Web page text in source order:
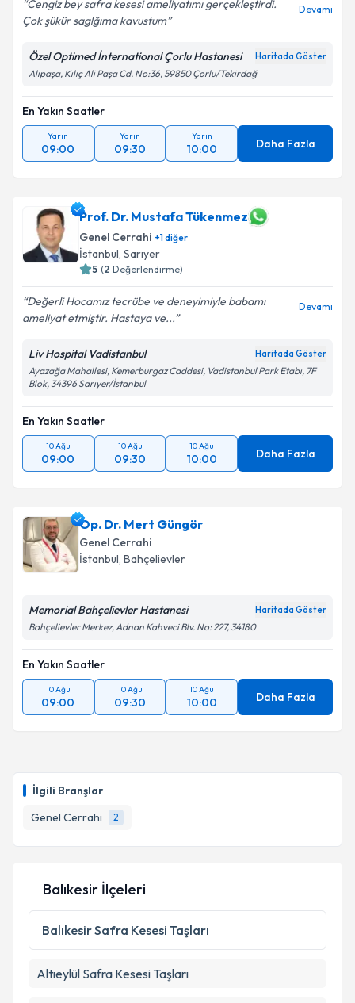
İlgili Branşlar
Genel Cerrahi
2
Cengiz bey safra kesesi ameliyatımı gerçekleştirdi.
Çok şükür saglğıma kavustum
Devamı
Özel Optimed İnternational Çorlu Hastanesi Haritada Göster
Alipaşa, Kılıç Ali Paşa Cd. No:36, 59850 Çorlu/Tekirdağ
En Yakın Saatler
Yarın
09:00
Yarın
09:30
Yarın
10:00 Daha Fazla
Prof. Dr. Mustafa Tükenmez
Genel Cerrahi +1diğer
İstanbul, Sarıyer
5 (2 Değerlendirme)
Değerli Hocamız tecrübe ve deneyimiyle babamı
ameliyat etmiştir. Hastaya ve...
Devamı
Liv Hospital Vadistanbul Haritada Göster
Ayazağa Mahallesi, Kemerburgaz Caddesi, Vadistanbul Park Etabı, 7F
Blok, 34396 Sarıyer/İstanbul
En Yakın Saatler
10 Ağu
09:00
10 Ağu
09:30
10 Ağu
10:00 Daha Fazla
Op. Dr. Mert Güngör
Genel Cerrahi
İstanbul, Bahçelievler
Memorial Bahçelievler Hastanesi Haritada Göster
Bahçelievler Merkez, Adnan Kahveci Blv. No: 227, 34180
En Yakın Saatler
10 Ağu
09:00
10 Ağu
09:30
10 Ağu
10:00 Daha Fazla
Balıkesir İlçeleri
BalıkesirSafra Kesesi Taşları
Altıeylül Safra Kesesi Taşları